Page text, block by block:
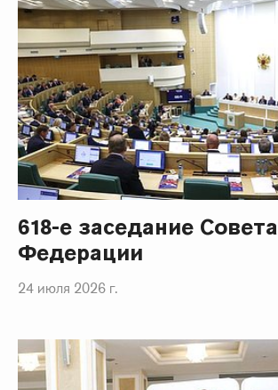
618-е заседание Совета
Федерации
24 июля 2026 г.